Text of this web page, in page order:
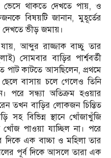
থাকতে দেখতে পায়, ও
বিষয়টি জানান, মুহূর্তের
ভীড় জমায়।
যায়, আব্দুর রাজ্জাক বাচ্চু তার
সোমবার বাড়ির পার্শ্ববর্তী
পাট কাটতে আসছিলেন, প্রথমে
বাসায় চলে গেলেও তিনি
পরে সন্ধ্যা অতিক্রম হওয়ার
তখন বাড়ির লোকজন চিন্তিত
সহ বিভিন্ন স্থানে খোঁজাখুঁজি
পাওয়া যাচ্ছিল না। পরে
দিকে এক বাচ্চা ও মহিলা তার
পূর্ব দিকে আসলে তারা এক